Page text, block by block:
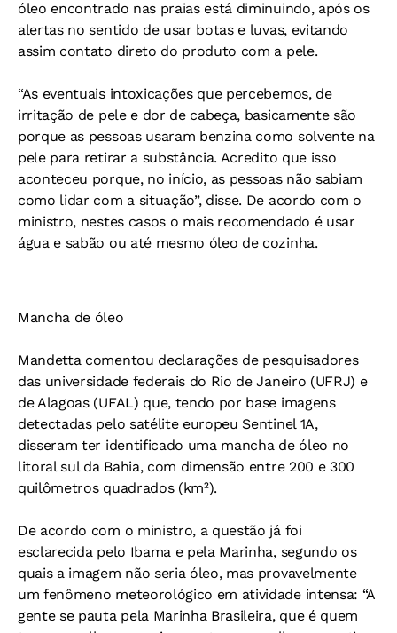
óleo encontrado nas praias está diminuindo, após os
alertas no sentido de usar botas e luvas, evitando
assim contato direto do produto com a pele.
“As eventuais intoxicações que percebemos, de
irritação de pele e dor de cabeça, basicamente são
porque as pessoas usaram benzina como solvente na
pele para retirar a substância. Acredito que isso
aconteceu porque, no início, as pessoas não sabiam
como lidar com a situação”, disse. De acordo com o
ministro, nestes casos o mais recomendado é usar
água e sabão ou até mesmo óleo de cozinha.
Mancha de óleo
Mandetta comentou declarações de pesquisadores
das universidade federais do Rio de Janeiro (UFRJ) e
de Alagoas (UFAL) que, tendo por base imagens
detectadas pelo satélite europeu Sentinel 1A,
disseram ter identificado uma mancha de óleo no
litoral sul da Bahia, com dimensão entre 200 e 300
quilômetros quadrados (km²).
De acordo com o ministro, a questão já foi
esclarecida pelo Ibama e pela Marinha, segundo os
quais a imagem não seria óleo, mas provavelmente
um fenômeno meteorológico em atividade intensa: “A
gente se pauta pela Marinha Brasileira, que é quem